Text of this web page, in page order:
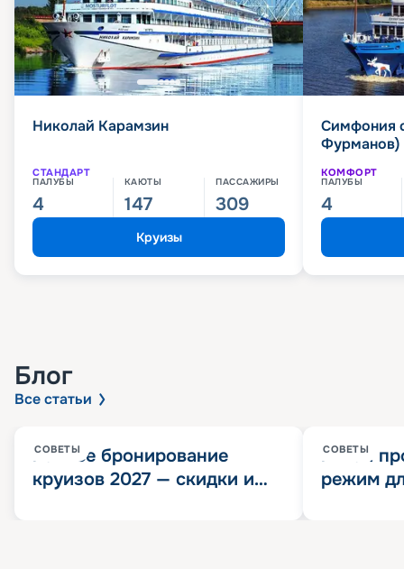
Николай Карамзин
СТАНДАРТ
ПАЛУБЫ
4
КАЮТЫ
147
ПАССАЖИРЫ
309
Круизы
Симфония
Фурманов)
КОМФОРТ
ПАЛУБЫ
4
Блог
Все статьи
СОВЕТЫ
Раннее бронирование
круизов 2027 — скидки и
СОВЕТЫ
Китай
режим